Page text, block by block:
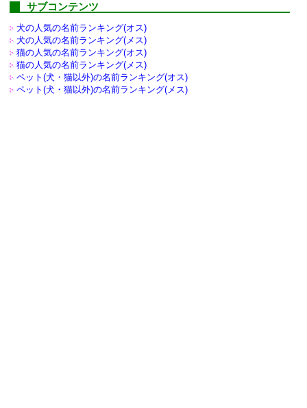
サブコンテンツ
犬の人気の名前ランキング(オス)
犬の人気の名前ランキング(メス)
猫の人気の名前ランキング(オス)
猫の人気の名前ランキング(メス)
ペット(犬・猫以外)の名前ランキング(オス)
ペット(犬・猫以外)の名前ランキング(メス)